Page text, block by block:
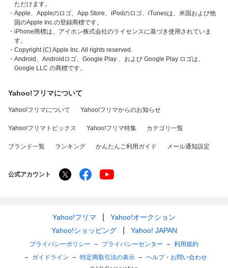
ただけます。
・Apple、Appleのロゴ、App Store、iPodのロゴ、iTunesは、米国および他
国のApple Inc.の登録商標です。
・iPhone商標は、アイホン株式会社のライセンスに基づき使用されていま
す。
・Copyright (C) Apple Inc. All rights reserved.
・Android、Androidロゴ、Google Play 、および Google Play ロゴは、
Google LLC の商標です。
Yahoo!フリマについて
Yahoo!フリマについて Yahoo!フリマからのお知らせ
Yahoo!フリマトピックス Yahoo!フリマ特集 カテゴリ一覧
ブランド一覧 ランキング かんたんご利用ガイド メール通知設定
公式アカウント
Yahoo!フリマ
Yahoo!オークション
Yahoo!ショッピング
Yahoo! JAPAN
プライバシーポリシー プライバシーセンター
利用規約
ガイドライン
特定商取引法の表示
ヘルプ・お問い合わせ